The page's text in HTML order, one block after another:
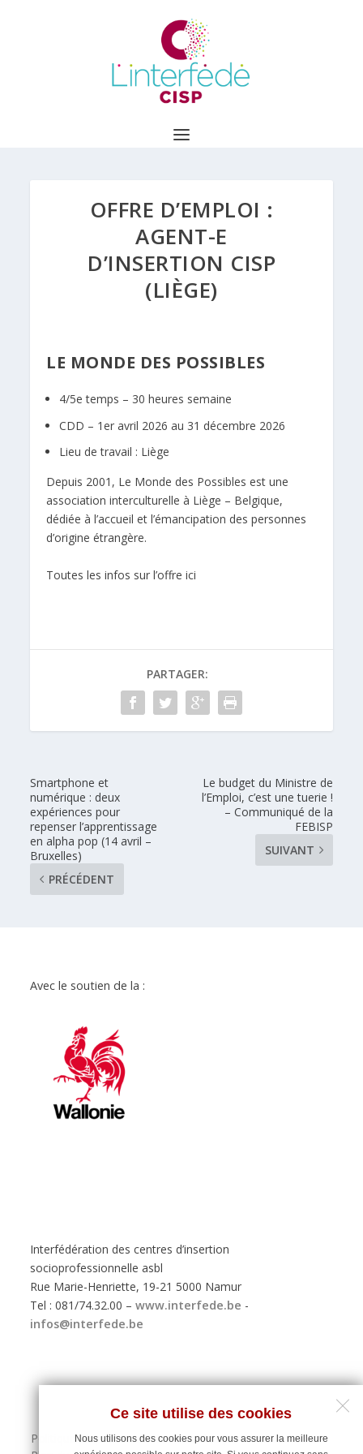
Ce site utilise des cookies
Nous utilisons des cookies pour vous assurer la meilleure
OFFRE D’EMPLOI :
AGENT-E
D’INSERTION CISP
(LIÈGE)
LE MONDE DES POSSIBLES
4/5e temps – 30 heures semaine
CDD – 1er avril 2026 au 31 décembre 2026
Lieu de travail : Liège
Depuis 2001, Le Monde des Possibles est une
association interculturelle à Liège – Belgique,
dédiée à l’accueil et l’émancipation des personnes
d’origine étrangère.
Toutes les infos sur l’offre ici
PARTAGER:
Smartphone et
numérique : deux
expériences pour
repenser l’apprentissage
en alpha pop (14 avril –
Bruxelles)
PRÉCÉDENT
Le budget du Ministre de
l’Emploi, c’est une tuerie !
– Communiqué de la
FEBISP
SUIVANT
Avec le soutien de la :
Interfédération des centres d’insertion
socioprofessionnelle asbl
Rue Marie-Henriette, 19-21 5000 Namur
Tel : 081/74.32.00 –www.interfede.be -
infos@interfede.be
Politique de protection des données personnelles